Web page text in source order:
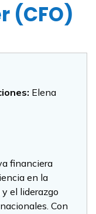
(CFO)
Elena
financiera
en la
el liderazgo
Con